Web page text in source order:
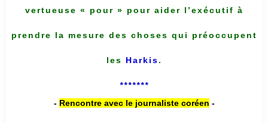
vertueuse « pour » pour aider l’exécutif à
prendre la mesure des choses qui préoccupent
les Harkis.
*******
- Rencontre avec le journaliste coréen -